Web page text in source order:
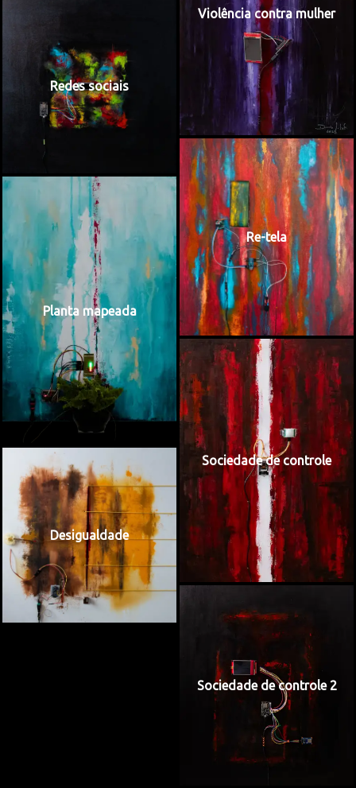
Violência contra mulher
Redes sociais
Re-tela
Planta mapeada
Sociedade de controle
Desigualdade
Sociedade de controle 2